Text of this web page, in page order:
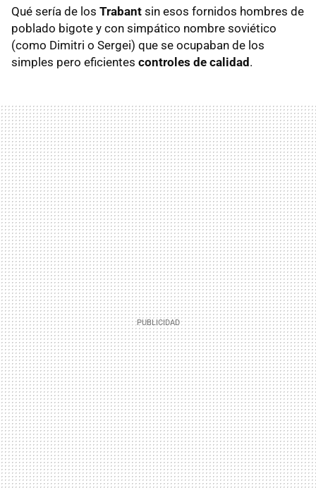
Qué sería de los Trabant sin esos fornidos hombres de
poblado bigote y con simpático nombre soviético
(como Dimitri o Sergei) que se ocupaban de los
simples pero eficientes controles de calidad .